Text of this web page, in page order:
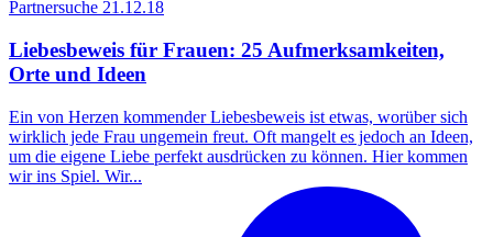
Partnersuche 21.12.18
Liebesbeweis für Frauen: 25 Aufmerksamkeiten,
Orte und Ideen
Ein von Herzen kommender Liebesbeweis ist etwas, worüber sich
wirklich jede Frau ungemein freut. Oft mangelt es jedoch an Ideen,
um die eigene Liebe perfekt ausdrücken zu können. Hier kommen
wir ins Spiel. Wir...